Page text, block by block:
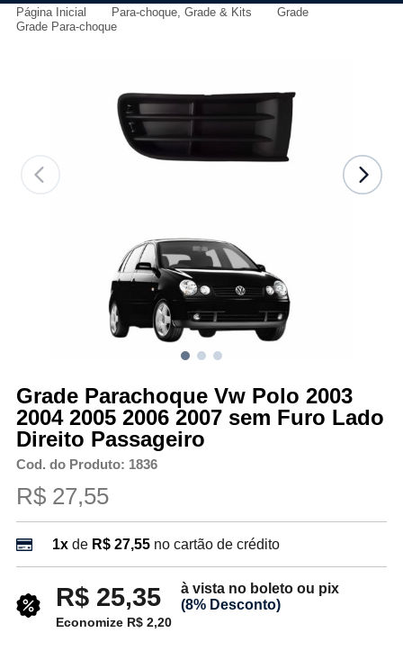
Página Inicial Para-choque, Grade & Kits
Grade
Grade Para-choque
Grade Parachoque Vw Polo 2003
2004 2005 2006 2007 sem Furo Lado
Direito Passageiro
Cod. do Produto: 1836
R$ 27,55
1xde R$ 27,55 no cartão de crédito
R$ 25,35
à vista no boleto ou pix
(8% Desconto)
Economize R$ 2,20